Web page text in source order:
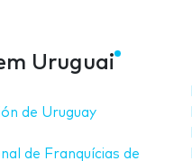
Uruguai
de Uruguay
de Franquícias de